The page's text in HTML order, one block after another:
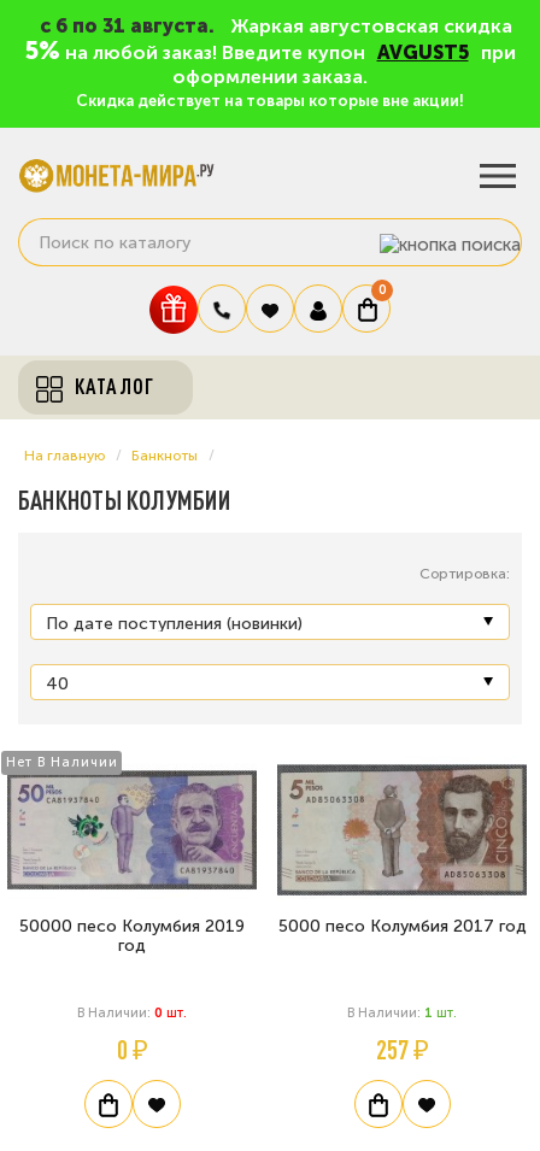
c 6 по 31 августа. Жаркая августовская скидка
5% на любой заказ! Введите купон AVGUST5
при
оформлении заказа.
Скидка действует на товары которые вне акции!
0
КАТАЛОГ
На главную Банкноты
БАНКНОТЫ КОЛУМБИИ
Сортировка:
Нет В Наличии
50000 песо Колумбия 2019
год
В Наличии: 0 Шт.
0 ₽
5000 песо Колумбия 2017 год
В Наличии: 1 Шт.
257 ₽